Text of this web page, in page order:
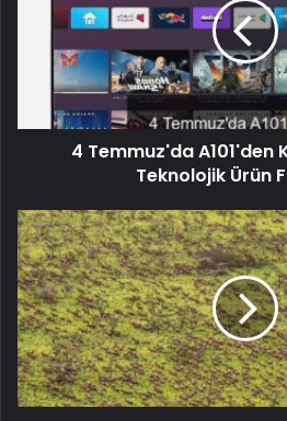
4 Temmuz'da A101'den
Teknolojik Ürün